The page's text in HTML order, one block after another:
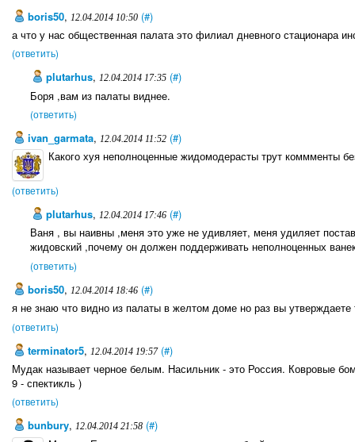
boris50, 12.04.2014 10:50 (#)
а что у нас общественная палата это филиал дневного стационара
(ответить)
plutarhus, 12.04.2014 17:35 (#)
Боря ,вам из палаты виднее.
(ответить)
ivan_garmata, 12.04.2014 11:52 (#)
Какого хуя неполноценные жидомодерасты трут коммменты
(ответить)
plutarhus, 12.04.2014 17:46 (#)
Ваня , вы наивны ,меня это уже не удивляет, меня удиляет
жидовский ,почему он должен поддерживать неполноценных
(ответить)
boris50, 12.04.2014 18:46 (#)
я не знаю что видно из палаты в желтом доме но раз вы утверждаете
(ответить)
terminator5, 12.04.2014 19:57 (#)
Мудак называет черное белым. Насильник - это Россия. Ковровые
9 - спектикль )
(ответить)
bunbury, 12.04.2014 21:58 (#)